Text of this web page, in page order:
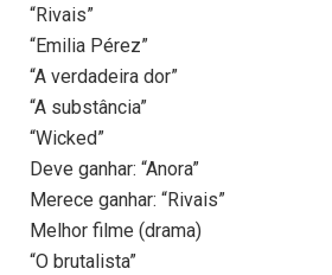
“Rivais”
“Emilia Pérez”
“A verdadeira dor”
“A substância”
“Wicked”
Deve ganhar: “Anora”
Merece ganhar: “Rivais”
Melhor filme (drama)
“O brutalista”